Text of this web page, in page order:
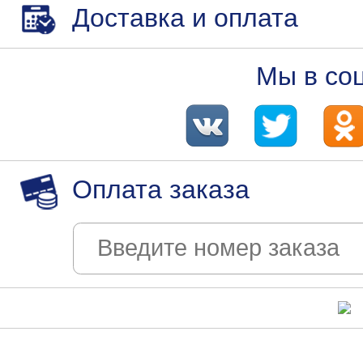
Доставка и оплата
Мы в
Оплата заказа